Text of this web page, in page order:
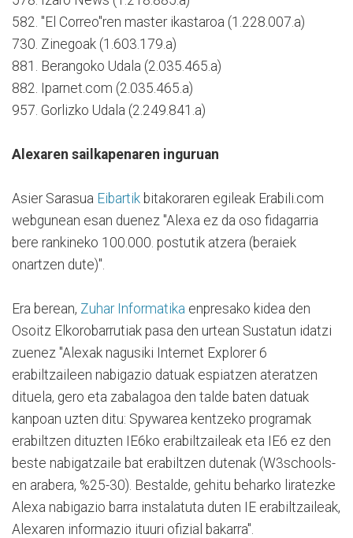
582. "El Correo"ren master ikastaroa (1.228.007.a)
730. Zinegoak (1.603.179.a)
881. Berangoko Udala (2.035.465.a)
882. Iparnet.com (2.035.465.a)
957. Gorlizko Udala (2.249.841.a)
Alexaren sailkapenaren inguruan
Asier Sarasua Eibartik bitakoraren egileak Erabili.com
webgunean esan duenez "Alexa ez da oso fidagarria
bere rankineko 100.000. postutik atzera (beraiek
onartzen dute)".
Era berean, Zuhar Informatika enpresako kidea den
Osoitz Elkorobarrutiak pasa den urtean Sustatun idatzi
zuenez "Alexak nagusiki Internet Explorer 6
erabiltzaileen nabigazio datuak espiatzen ateratzen
dituela, gero eta zabalagoa den talde baten datuak
kanpoan uzten ditu: Spywarea kentzeko programak
erabiltzen dituzten IE6ko erabiltzaileak eta IE6 ez den
beste nabigatzaile bat erabiltzen dutenak (W3schools-
en arabera, %25-30). Bestalde, gehitu beharko liratezke
Alexa nabigazio barra instalatuta duten IE erabiltzaileak,
Alexaren informazio ituuri ofizial bakarra".